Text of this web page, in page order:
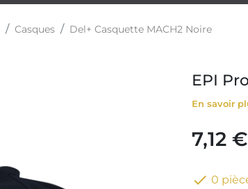
Casques Del+ Casquette MACH2 Noire
EPI
En savoir
7,12
 0